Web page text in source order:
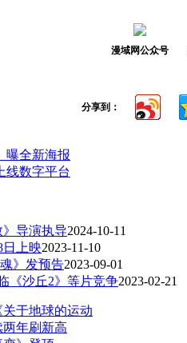
漫域网公众号
分享到：
曝全新海报
线数字平台
导演执导2024-10-11
日上映2023-11-10
》发预告2023-09-01
《沙丘2》等片竞争2023-02-21
于地球的运动
两年刷新高